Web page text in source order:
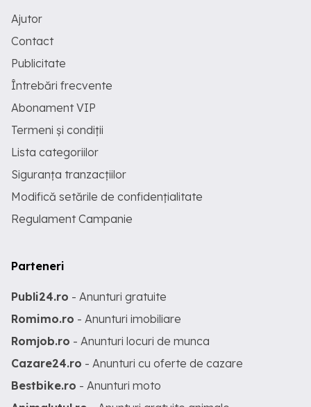
Ajutor
Contact
Publicitate
Întrebări frecvente
Abonament VIP
Termeni și condiții
Lista categoriilor
Siguranța tranzacțiilor
Modifică setările de confidențialitate
Regulament Campanie
Parteneri
Publi24.ro - Anunturi gratuite
Romimo.ro - Anunturi imobiliare
Romjob.ro - Anunturi locuri de munca
Cazare24.ro - Anunturi cu oferte de cazare
Bestbike.ro - Anunturi moto